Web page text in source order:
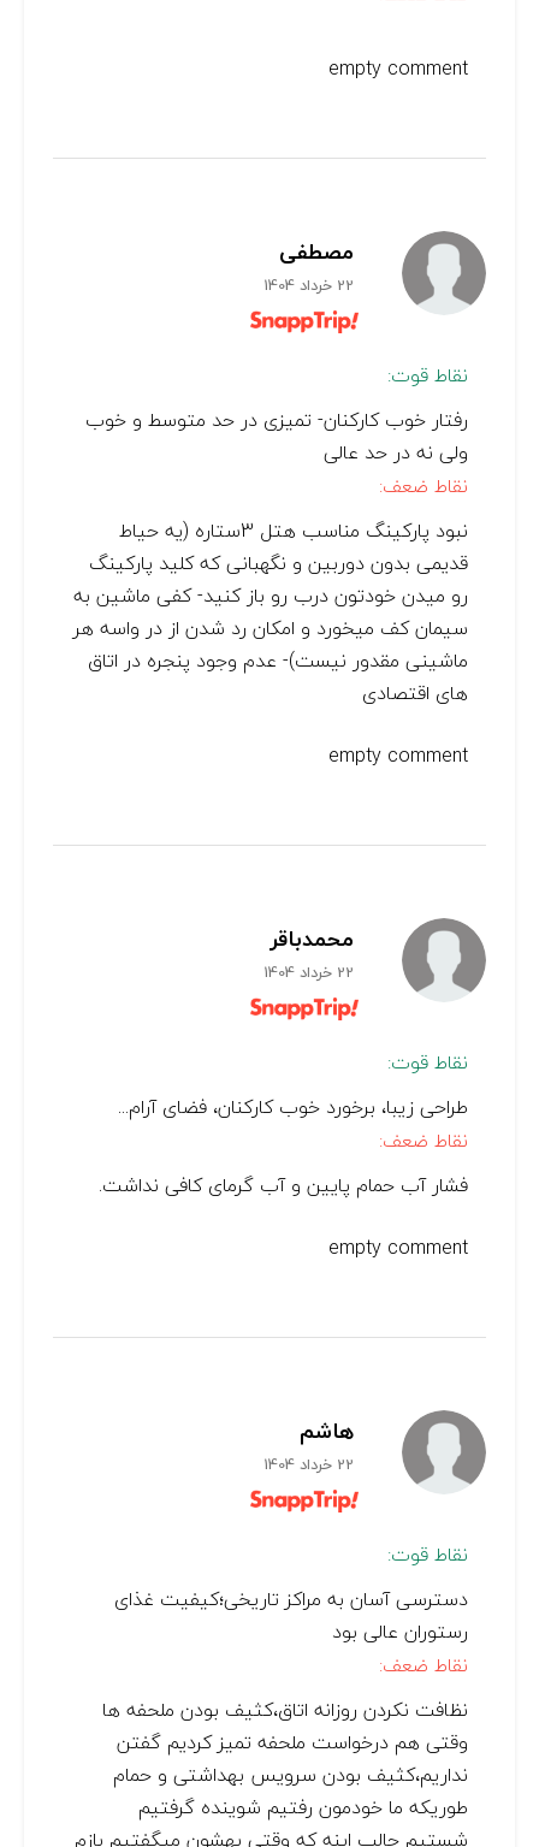
empty comment
مصطفی
22 خرداد 1404
نقاط قوت:
رفتار خوب کارکنان- تمیزی در حد متوسط و خوب
ولی نه در حد عالی
نقاط ضعف:
نبود پارکینگ مناسب هتل 3ستاره (یه حیاط
قدیمی بدون دوربین و نگهبانی که کلید پارکینگ
رو میدن خودتون درب رو باز کنید- کفی ماشین به
سیمان کف میخورد و امکان رد شدن از در واسه هر
ماشینی مقدور نیست)- عدم وجود پنجره در اتاق
های اقتصادی
empty comment
محمدباقر
22 خرداد 1404
نقاط قوت:
طراحی زیبا، برخورد خوب کارکنان، فضای آرام...
نقاط ضعف:
فشار آب حمام پایین و آب گرمای کافی نداشت.
empty comment
هاشم
22 خرداد 1404
نقاط قوت:
دسترسی آسان به مراکز تاریخی؛کیفیت غذای
رستوران عالی بود
نقاط ضعف:
نظافت نکردن روزانه اتاق،کثیف بودن ملحفه ها
وقتی هم درخواست ملحفه تمیز کردیم گفتن
نداریم،کثیف بودن سرویس بهداشتی و حمام
طوریکه ما خودمون رفتیم شوینده گرفتیم
شستیم جالب اینه که وقتی بهشون میگفتیم بازم